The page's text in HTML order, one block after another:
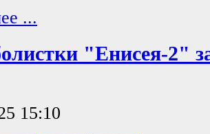
...
"Енисея-2"
15:10